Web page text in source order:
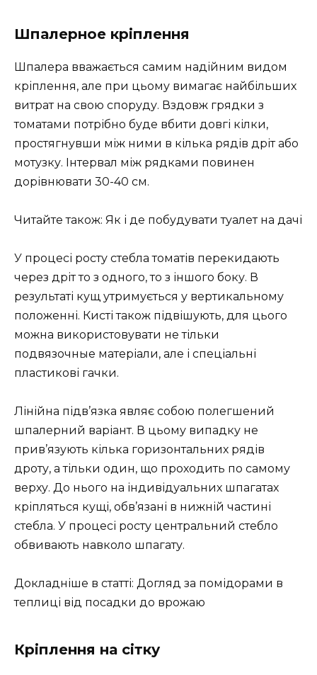
Шпалерное кріплення
Шпалера вважається самим надійним видом
кріплення, але при цьому вимагає найбільших
витрат на свою споруду. Вздовж грядки з
томатами потрібно буде вбити довгі кілки,
простягнувши між ними в кілька рядів дріт або
мотузку. Інтервал між рядками повинен
дорівнювати 30-40 см.
Читайте також: Як і де побудувати туалет на дачі
У процесі росту стебла томатів перекидають
через дріт то з одного, то з іншого боку. В
результаті кущ утримується у вертикальному
положенні. Кисті також підвішують, для цього
можна використовувати не тільки
подвязочные матеріали, але і спеціальні
пластикові гачки.
Лінійна підв’язка являє собою полегшений
шпалерний варіант. В цьому випадку не
прив’язують кілька горизонтальних рядів
дроту, а тільки один, що проходить по самому
верху. До нього на індивідуальних шпагатах
кріпляться кущі, обв’язані в нижній частині
стебла. У процесі росту центральний стебло
обвивають навколо шпагату.
Докладніше в статті: Догляд за помідорами в
теплиці від посадки до врожаю
Кріплення на сітку